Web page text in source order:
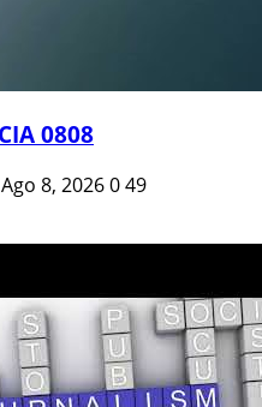
0808
Ago 8, 2026049